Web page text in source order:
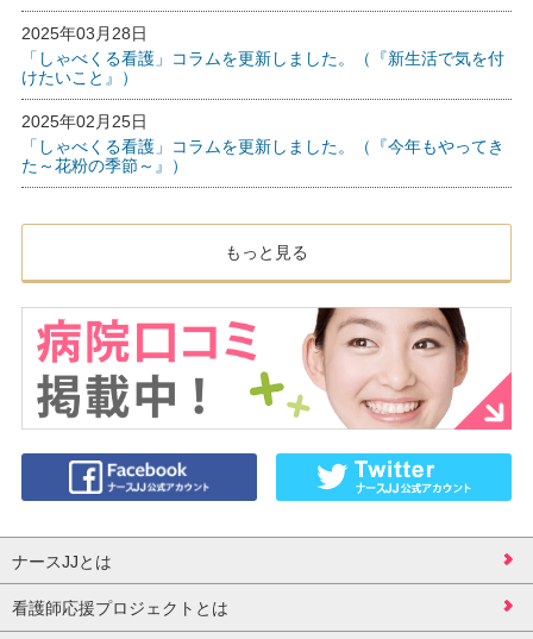
2025年03月28日
「しゃべくる看護」コラムを更新しました。（『新生活で気を付
けたいこと』）
2025年02月25日
「しゃべくる看護」コラムを更新しました。（『今年もやってき
た～花粉の季節～』）
もっと見る
ナースJJとは
看護師応援プロジェクトとは